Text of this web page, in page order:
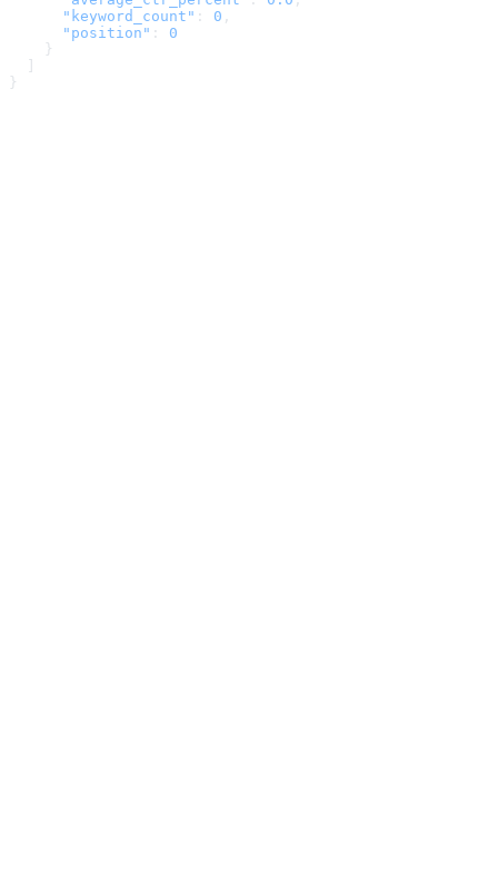
      "keyword_count"
: 0 ,
      "position"
: 0
    }
}